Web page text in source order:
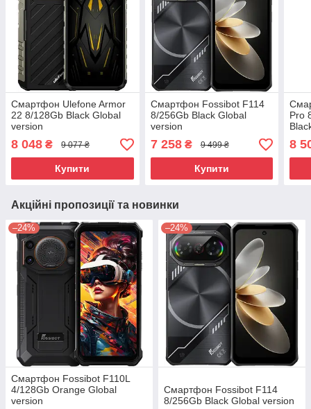
Смартфон Ulefone Armor
22 8/128Gb Black Global
version
8 048 ₴ 9 077 ₴
Купити
Смартфон Fossibot F114
8/256Gb Black Global
version
7 258₴ 9 499 ₴
Купити
Pro
8
Акційні пропозиції та новинки
–24%
Смартфон Fossibot F110L
4/128Gb Orange Global
version
–24%
Смартфон Fossibot F114
8/256Gb Black Global version